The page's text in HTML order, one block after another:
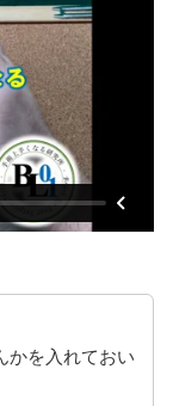
かを入れておい